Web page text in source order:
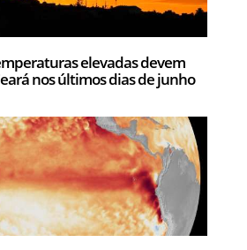
elevadas devem
nos últimos dias de junho